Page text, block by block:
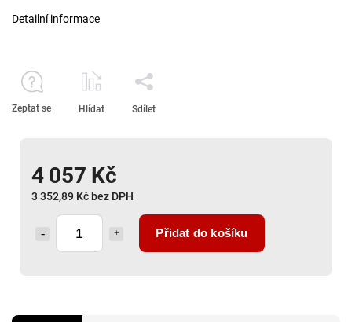
4 057 Kč
3 352,89 Kč bez DPH
Přidat do košíku
Detailní informace
Zeptat se Hlídat Sdílet